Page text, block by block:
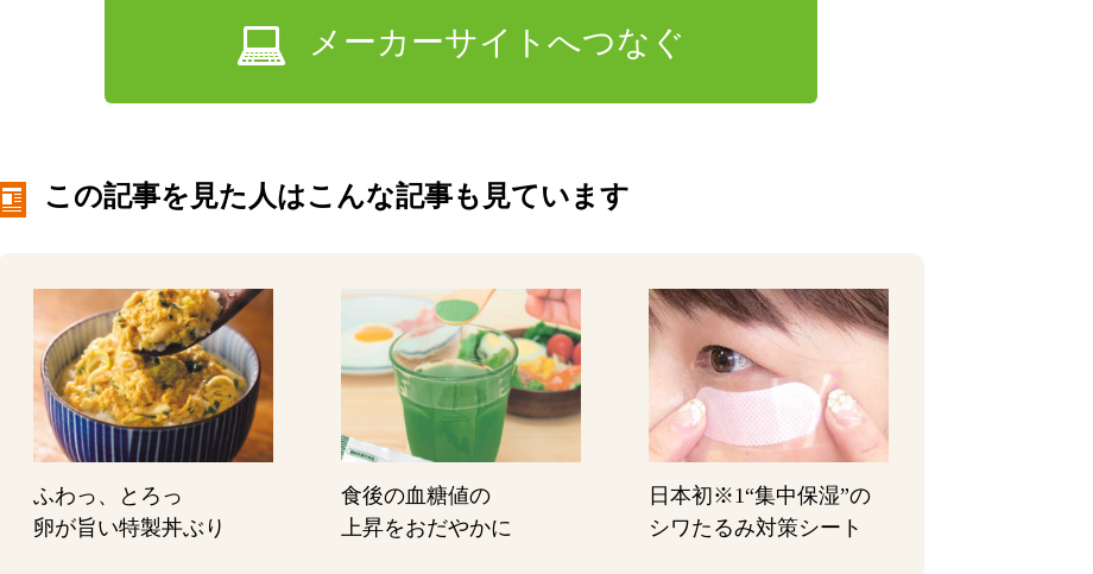
メーカーサイトへつなぐ
この記事を見た人はこんな記事も見ています
ふわっ、とろっ
卵が旨い特製丼ぶり
食後の血糖値の
上昇をおだやかに
日本初※1“集中保湿”の
シワたるみ対策シート